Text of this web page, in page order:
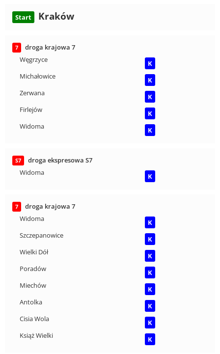
Start Kraków
7
droga krajowa 7
Węgrzyce
K
Michałowice
K
Zerwana
K
Firlejów
K
Widoma
K
S7
droga ekspresowa S7
Widoma
K
7
droga krajowa 7
Widoma
K
Szczepanowice
K
Wielki Dół
K
Poradów
K
Miechów
K
Antolka
K
Cisia Wola
K
Książ Wielki
K